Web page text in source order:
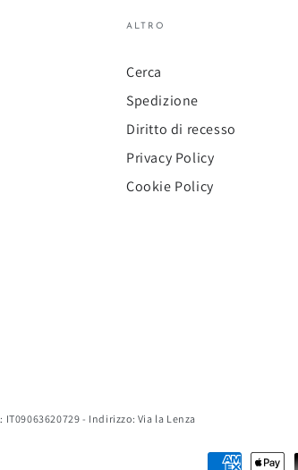
ALTRO
Cerca
Spedizione
Diritto di recesso
Privacy Policy
Cookie Policy
- Indirizzo: Via la Lenza
Modalità